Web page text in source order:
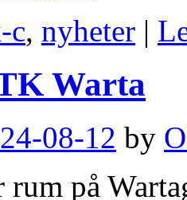
c, nyheter |
Warta
08-12 by
rum på